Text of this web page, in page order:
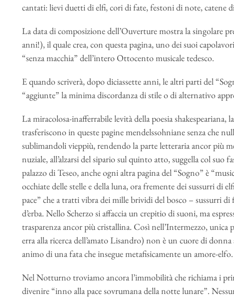
cantati: lievi duetti di elfi, cori di fate, festoni di note, catene
La data di composizione dell’Ouverture mostra la singolare
anni!), il quale crea, con questa pagina, uno dei suoi
“senza macchia” dell’intero Ottocento musicale tedesco.
E quando scriverà, dopo diciassette anni, le altri parti del
“aggiunte” la minima discordanza di stile o di alternativo
La miracolosa-inafferrabile levità della poesia shakespeariana,
trasferiscono in queste pagine mendelssohniane senza che
sublimandoli vieppiù, rendendo la parte letteraria ancor più
nuziale, all’alzarsi del sipario sul quinto atto, suggella col suo
palazzo di Teseo, anche ogni altra pagina del “Sogno” è
occhiate delle stelle e della luna, ora fremente dei sussurri di
pace” che a tratti vibra dei mille brividi del bosco – sussurri
d’erba. Nello Scherzo si affaccia un crepitio di suoni, ma
trasparenza ancor più cristallina. Così nell’Intermezzo, unica
erra alla ricerca dell’amato Lisandro) non è un cuore di
animo di una fata che insegue metafisicamente un amore-elfo.
Nel Notturno troviamo ancora l’immobilità che richiama i
divenire “inno alla pace sovrumana della notte lunare”.